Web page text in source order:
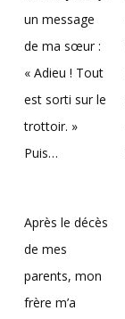
un message
de ma sœur :
« Adieu ! Tout
est sorti sur le
trottoir. »
Puis…
Après le décès
de mes
parents, mon
frère m’a